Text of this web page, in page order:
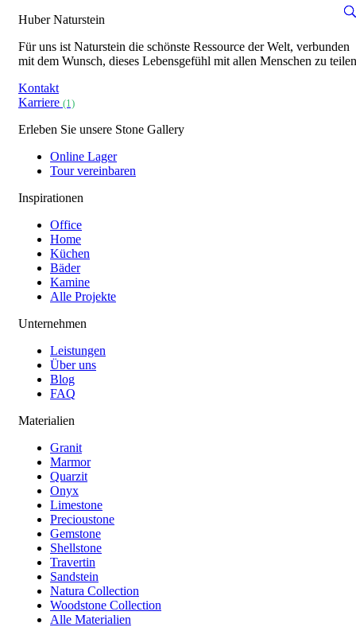
Huber Naturstein
Für uns ist Naturstein die schönste Ressource der Welt, verbunden
mit dem Wunsch, dieses Lebensgefühl mit allen Menschen zu
Kontakt
Karriere (1)
Erleben Sie unsere Stone Gallery
Online Lager
Tour vereinbaren
Inspirationen
Office
Home
Küchen
Bäder
Kamine
Alle Projekte
Unternehmen
Leistungen
Über uns
Blog
FAQ
Materialien
Granit
Marmor
Quarzit
Onyx
Limestone
Precioustone
Gemstone
Shellstone
Travertin
Sandstein
Natura Collection
Woodstone Collection
Alle Materialien